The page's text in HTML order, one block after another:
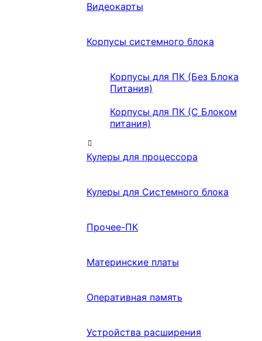
Видеокарты
Корпусы системного блока
Корпусы для ПК (Без Блока
Питания)
Корпусы для ПК (С Блоком
питания)
Кулеры для процессора
Кулеры для Системного блока
Прочее-ПК
Материнские платы
Оперативная память
Устройства расширения